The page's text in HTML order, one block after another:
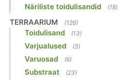
Näriliste toidulisandid (18)
TERRAARIUM (126)
Toidulisand (13)
Varjualused (3)
Varuosad (6)
Substraat (23)